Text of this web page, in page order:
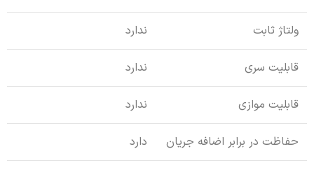
ولتاژ ثابت ندارد
قابلیت سری ندارد
قابلیت موازی ندارد
حفاظت در برابر اضافه جریان دارد